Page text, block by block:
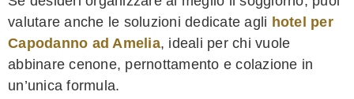
valutare anche le soluzioni dedicate agli hotel per
Capodanno ad Amelia, ideali per chi vuole
abbinare cenone, pernottamento e colazione in
un’unica formula.